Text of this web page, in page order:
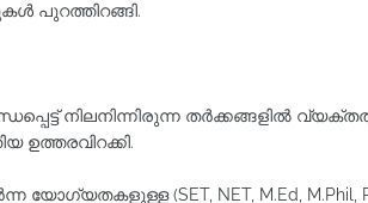
പുറത്തിറങ്ങി.
നിലനിന്നിരുന്ന തർക്കങ്ങളിൽ
യോഗ്യതകളുള്ള (SET, NET, M.Ed, M.Phil,